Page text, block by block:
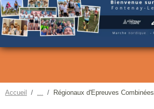
Accueil Régionaux d'Epreuves Combinées